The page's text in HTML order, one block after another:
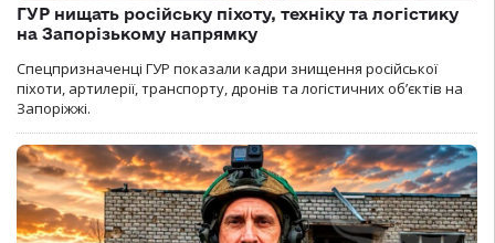
ГУР нищать російську піхоту, техніку та логістику
на Запорізькому напрямку
Спецпризначенці ГУР показали кадри знищення російської
піхоти, артилерії, транспорту, дронів та логістичних об’єктів на
Запоріжжі.